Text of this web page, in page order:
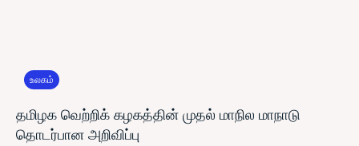
உலகம்
தமிழக வெற்றிக் கழகத்தின் முதல் மாநில மாநாடு
தொடர்பான அறிவிப்பு